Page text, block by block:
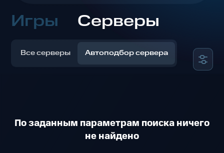
Игры Серверы
Все серверы Автоподбор сервера
По заданным параметрам поиска ничего
не найдено